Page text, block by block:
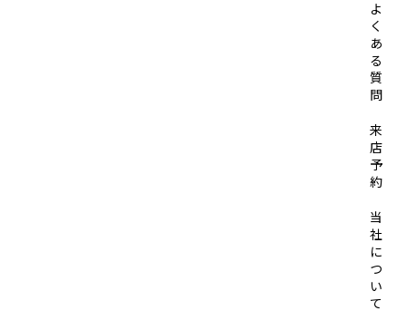
よ
く
あ
る
質
問
来
店
予
約
当
社
に
つ
い
て